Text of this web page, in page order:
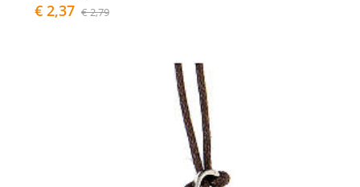
€ 2,37 € 2,79